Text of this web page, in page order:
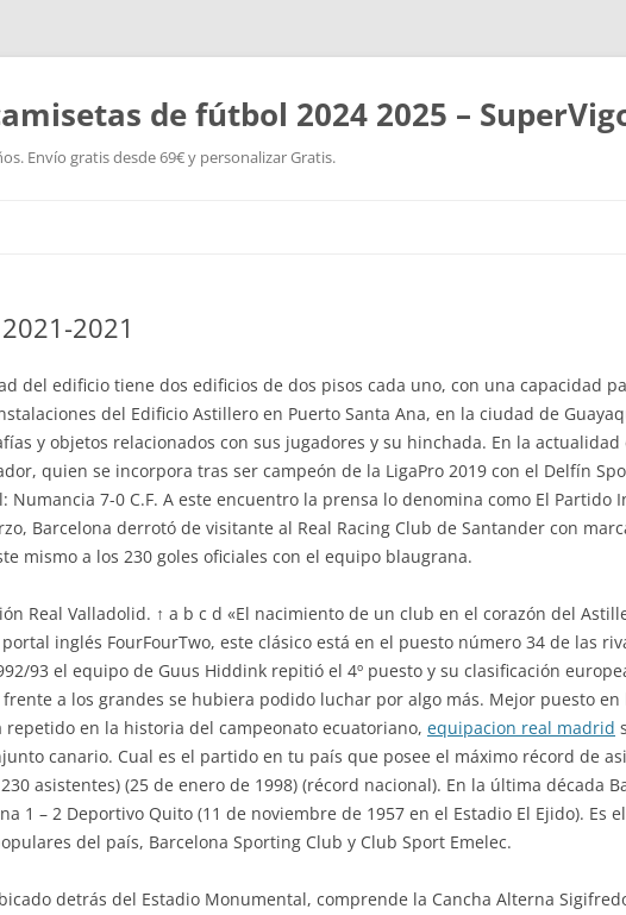
de fútbol 2024 2025 –
Envío gratis desde 69€ y personalizar Gratis.
2021
del edificio tiene dos edificios de dos pisos cada uno, con una capacidad
del Edificio Astillero en Puerto Santa Ana, en la ciudad de
y objetos relacionados con sus jugadores y su hinchada. En la actualidad
quien se incorpora tras ser campeón de la LigaPro 2019 con el Delfín
7-0 C.F. A este encuentro la prensa lo denomina como El Partido
Barcelona derrotó de visitante al Real Racing Club de Santander con
mismo a los 230 goles oficiales con el equipo blaugrana.
Real Valladolid. ↑ a b c d «El nacimiento de un club en el corazón del
inglés FourFourTwo, este clásico está en el puesto número 34 de las
93 el equipo de Guus Hiddink repitió el 4º puesto y su clasificación
a los grandes se hubiera podido luchar por algo más. Mejor puesto en
repetido en la historia del campeonato ecuatoriano, equipacion real madrid
canario. Cual es el partido en tu país que posee el máximo récord de
asistentes) (25 de enero de 1998) (récord nacional). En la última década
1 – 2 Deportivo Quito (11 de noviembre de 1957 en el Estadio El Ejido). Es
del país, Barcelona Sporting Club y Club Sport Emelec.
detrás del Estadio Monumental, comprende la Cancha Alterna